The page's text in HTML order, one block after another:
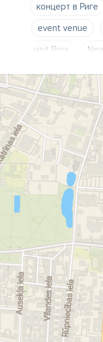
концерт в Риге
event venue
visit Riga
билеты на концерт
culture
art